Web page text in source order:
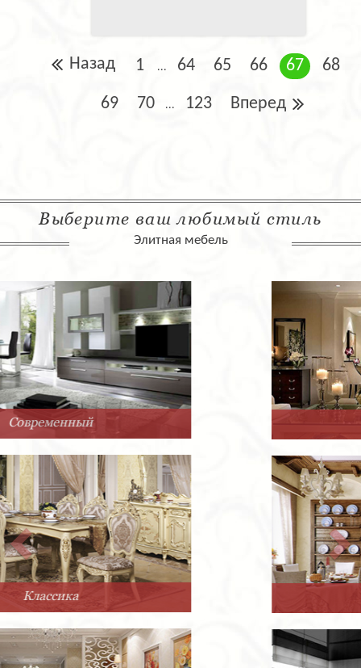
Назад 1 ... 64 65 66 67 68
69 70 ... 123 Вперед
Выберите ваш любимый стиль
Элитная мебель